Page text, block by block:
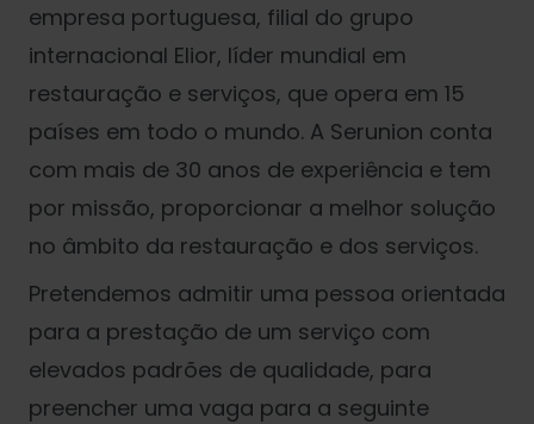
empresa portuguesa, filial do grupo
internacional Elior, líder mundial em
restauração e serviços, que opera em 15
países em todo o mundo. A Serunion conta
com mais de 30 anos de experiência e tem
por missão, proporcionar a melhor solução
no âmbito da restauração e dos serviços.
Pretendemos admitir uma pessoa orientada
para a prestação de um serviço com
elevados padrões de qualidade, para
preencher uma vaga para a seguinte